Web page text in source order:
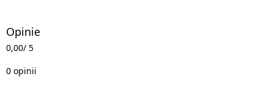
Opinie
0,00/ 5
0 opinii